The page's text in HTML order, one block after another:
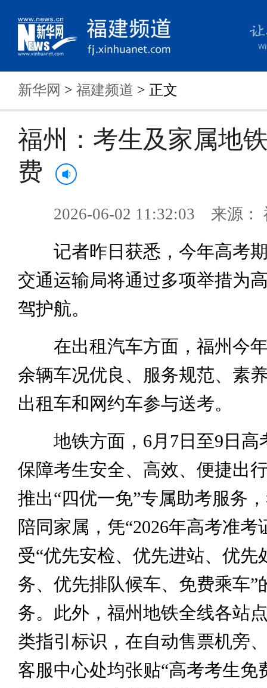
新华网 > 福建频道 > 正文
福州：考生及家属地
费
2026-06-02 11:32:03 来源：
记者昨日获悉，今年高考期
交通运输局将通过多项举措为
驾护航。
在出租汽车方面，福州今年
余辆车况优良、服务规范、素
出租车和网约车参与送考。
地铁方面，6月7日至9日高
保障考生安全、高效、便捷出
推出“四优一免”专属助考服务
陪同家属，凭“2026年高考准考
受“优先安检、优先进站、优先
务、优先排队候车、免费乘车”
务。此外，福州地铁全线各站
类指引标识，在自动售票机旁
客服中心处均张贴“高考考生免